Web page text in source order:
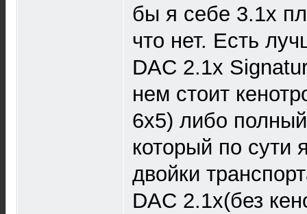
бы я себе 3.1x
что нет. Есть
DAC 2.1x
нем стоит
6х5) либо
который по сути
двойки
DAC 2.1x(без